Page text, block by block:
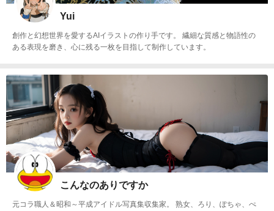
Yui
創作と幻想世界を愛するAIイラストの作り手です。 繊細な質感と物語性の
ある表現を磨き、心に残る一枚を目指して制作しています。
こんなのありですか
元コラ職人＆昭和～平成アイドル写真集収集家。 熟女、ろり、ぽちゃ、ぺ